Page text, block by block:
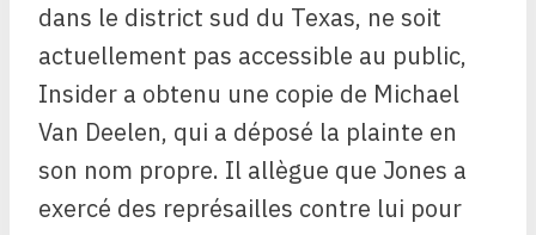
dans le district sud du Texas, ne soit
actuellement pas accessible au public,
Insider a obtenu une copie de Michael
Van Deelen, qui a déposé la plainte en
son nom propre. Il allègue que Jones a
exercé des représailles contre lui pour